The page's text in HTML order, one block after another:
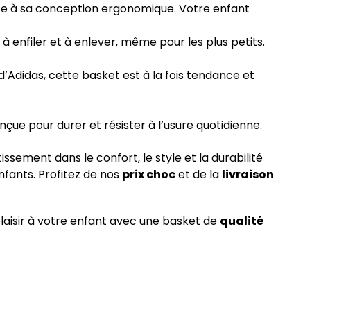
à sa conception ergonomique. Votre enfant
enfiler et à enlever, même pour les plus petits.
cette basket est à la fois tendance et
pour durer et résister à l’usure quotidienne.
dans le confort, le style et la durabilité
Profitez de nos prix chocet de la livraison
à votre enfant avec une basket de qualité